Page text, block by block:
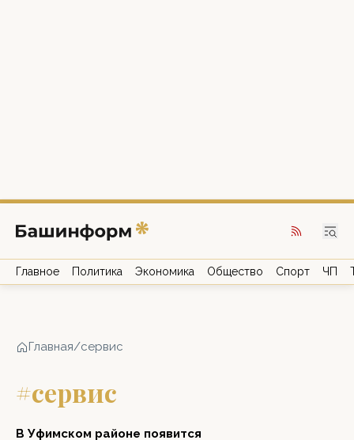
Главное Политика Экономика Общество Спорт ЧП
Главная/cервис
#cервис
В Уфимском районе появится